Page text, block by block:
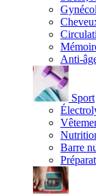
Anti-
Sport
Barre